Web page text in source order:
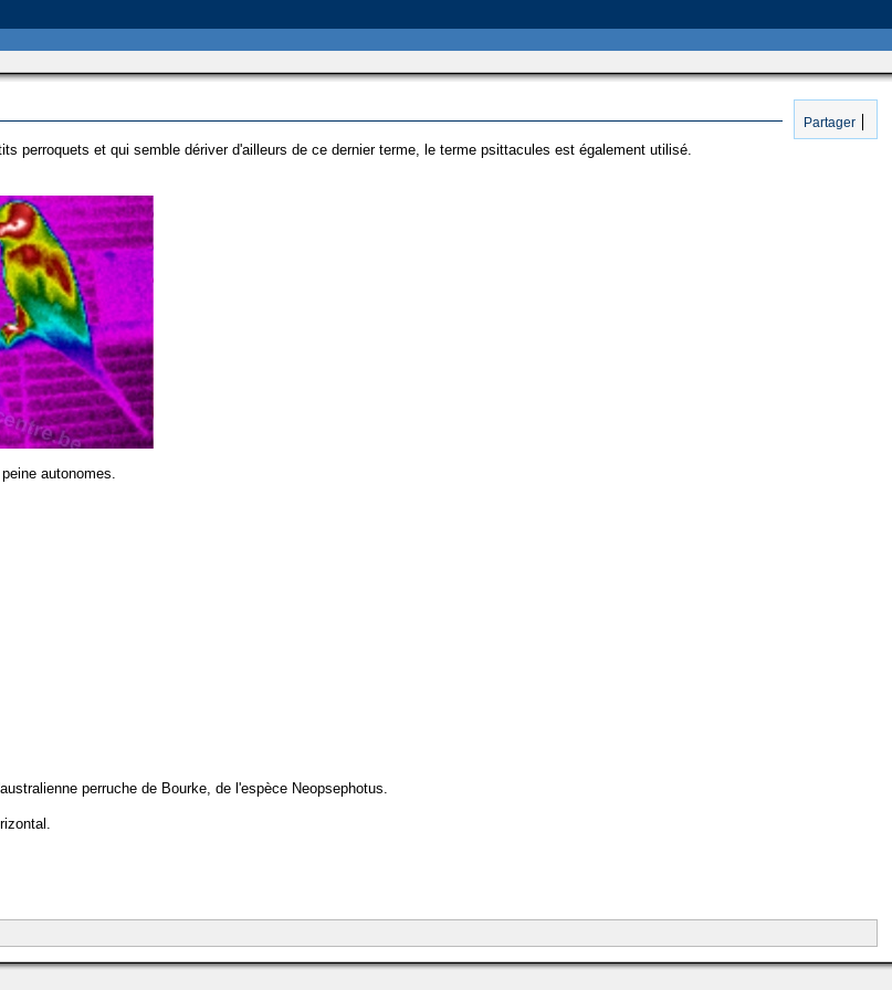
Partager
perroquets et qui semble dériver d'ailleurs de ce dernier terme, le terme psittacules est également utilisé.
autonomes.
perruche de Bourke, de l'espèce Neopsephotus.